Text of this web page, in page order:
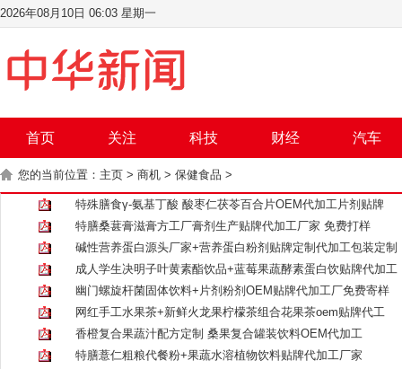
2026年08月10日 06:03 星期一
首页 关注 科技 财经 汽车
您的当前位置： 主页 > 商机 > 保健食品 >
特殊膳食γ-氨基丁酸 酸枣仁茯苓百合片OEM代加工片剂贴牌
特膳桑葚膏滋膏方工厂膏剂生产贴牌代加工厂家 免费打样
碱性营养蛋白源头厂家+营养蛋白粉剂贴牌定制代加工包装定制
成人学生决明子叶黄素酯饮品+蓝莓果蔬酵素蛋白饮贴牌代加工
幽门螺旋杆菌固体饮料+片剂粉剂OEM贴牌代加工厂免费寄样
网红手工水果茶+新鲜火龙果柠檬茶组合花果茶oem贴牌代工
香橙复合果蔬汁配方定制 桑果复合罐装饮料OEM代加工
特膳薏仁粗粮代餐粉+果蔬水溶植物饮料贴牌代加工厂家